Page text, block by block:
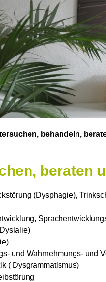
behandeln,
beraten
(Dysphagie),
und Wahrnehmungs- und
( Dysgrammatismus)